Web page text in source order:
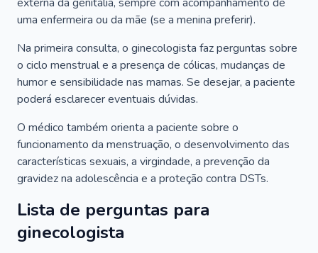
uma enfermeira ou da mãe (se a menina preferir).
Na primeira consulta, o ginecologista faz perguntas sobre
o ciclo menstrual e a presença de cólicas, mudanças de
humor e sensibilidade nas mamas. Se desejar, a paciente
poderá esclarecer eventuais dúvidas.
O médico também orienta a paciente sobre o
funcionamento da menstruação, o desenvolvimento das
características sexuais, a virgindade, a prevenção da
gravidez na adolescência e a proteção contra DSTs.
Lista de perguntas para
ginecologista